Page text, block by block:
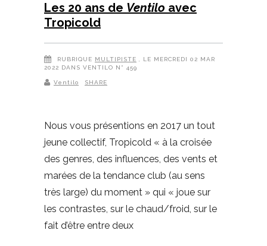
Les 20 ans de Ventilo avec
Tropicold
RUBRIQUE MULTIPISTE , LE MERCREDI 02 MAR
2022 DANS VENTILO N° 459
Ventilo SHARE
Nous vous présentions en 2017 un tout
jeune collectif, Tropicold « à la croisée
des genres, des influences, des vents et
marées de la tendance club (au sens
très large) du moment » qui « joue sur
les contrastes, sur le chaud/froid, sur le
fait d’être entre deux